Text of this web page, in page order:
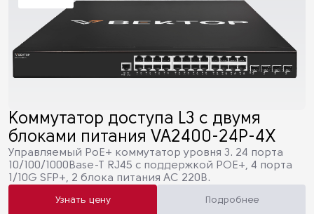
Коммутатор доступа L3 с двумя
блоками питания VA2400-24P-4X
Управляемый PoE+ коммутатор уровня 3. 24 порта
10/100/1000Base-T RJ45 с поддержкой POE+, 4 порта
1/10G SFP+, 2 блока питания AC 220В.
Узнать цену Подробнее